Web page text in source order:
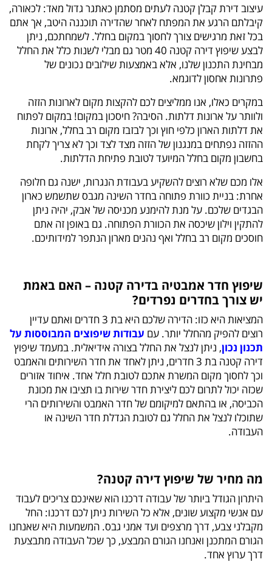
עיצוב דירת קבלן קטנה לעתים מסתמן כאתגר גדול מאד: לכאורה,
קיבלתם הרגע את המפתח לאחר שהדירה תוכננה היטב, אך אתם
בכל זאת מרגישים צורך לחסוך במקום בחלל. לשמחתכם, ניתן
לבצע שיפוץ דירה קטנה 40 מטר גם מבלי לשנות כלל את החלל
מבחינת התכנון שלנו, אלא באמצעות שילובים נכונים של
פתרונות אחסון לדוגמא.
במקרים כאלו, אנו ממליצים לכם להקצות מקום לארונות הזזה
ולוותר על ארונות דלתות. הסיבה? חיסכון במקום! במקום לפתוח
את דלתות הארון כלפי חוץ וכך לבזבז מקום רב בחלל, ארונות
ההזזה נפתחים במנגנון של הזזה מצד לצד וכך לא צריך לקחת
בחשבון מקום בחלל המיועד לטובת פתיחת הדלתות.
אלו מכם שלא רוצים להשקיע בעבודת הנגרות, ישנה גם חלופה
אחרת: בניית כוורת פתוחה בחדר השינה מגבס שתשמש כארון
הבגדים שלכם. על מנת להימנע מכניסה של אבק, יהיה ניתן
להתקין וילון שיכסה את הכוורת הפתוחה. גם באופן זה אתם
חוסכים מקום רב בחלל ואף נהנים מארון הנתפר למידותיכם.
שיפוץ חדר אמבטיה בדירה קטנה – האם באמת
יש צורך בחדרים נפרדים?
המציאות היא כזו: הדירה שלכם היא בת 3 חדרים ואתם עדיין
רוצים להפיק מהחלל יותר. עם עבודות שיפוצים המבוססות על
תכנון נכון, ניתן לנצל את החלל בצורה אידיאלית. במעמד שיפוץ
דירה קטנה בת 3 חדרים, ניתן לאחד את חדר השירותים והאמבט
וכך לחסוך מקום המשרת אתכם לטובת חלל אחד. איחוד אזורים
שכזה יכול לתרום לכם ליצירת חדר שירות בו תציבו את מכונת
הכביסה, או בהתאם למיקומם של חדר האמבט והשירותים הרי
שתוכלו לנצל את החלל גם לטובת הגדלת חדר השינה או
העבודה.
מה מחיר של שיפוץ דירה קטנה?
היתרון הגודל ביותר של עבודה דרכנו הוא שאינכם צריכים לעבוד
עם אנשי מקצוע שונים, אלא כל השירות ניתן לכם דרכנו: החל
מקבלני צבע, דרך מרצפים ועד אמני גבס. המשמעות היא שאנחנו
הגורם המתכנן ואנחנו הגורם המבצע, כך שכל העבודה מתבצעת
דרך ערוץ אחד.